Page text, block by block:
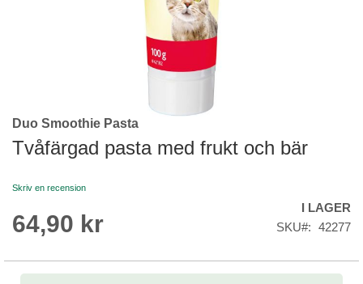
Skip
to
the
of
images
Duo Smoothie Pasta
Tvåfärgad pasta med frukt och bär
Skriv en recension
64,90 kr
I LAGER
SKU
42277